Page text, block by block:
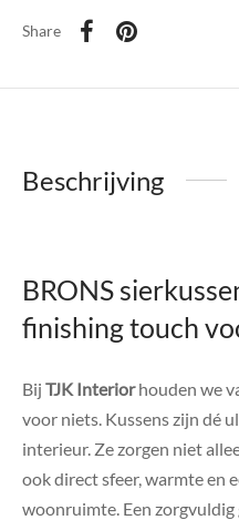
Share
Beschrijving
BRONS
finishing touch
Bij TJK Interiorhouden we
voor niets. Kussens zijn dé
interieur. Ze zorgen niet
ook direct sfeer, warmte en
woonruimte. Een zorgvuldig